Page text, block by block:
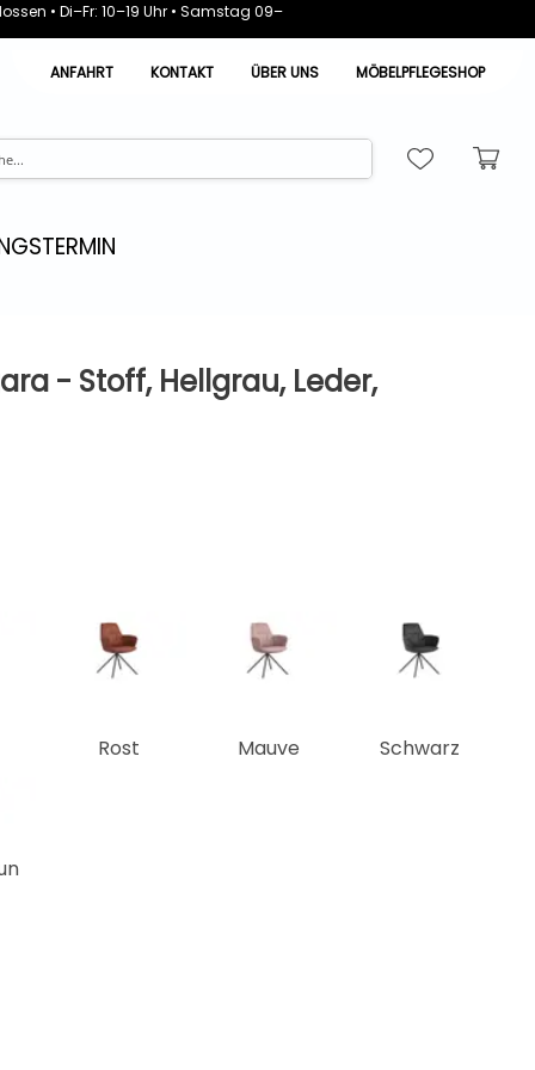
• Di–Fr: 10–19 Uhr • Samstag 09–
ANFAHRT
KONTAKT ÜBER UNS MÖBELPFLEGESHOP
- Stoff, Hellgrau, Leder,
Rost Mauve Schwarz